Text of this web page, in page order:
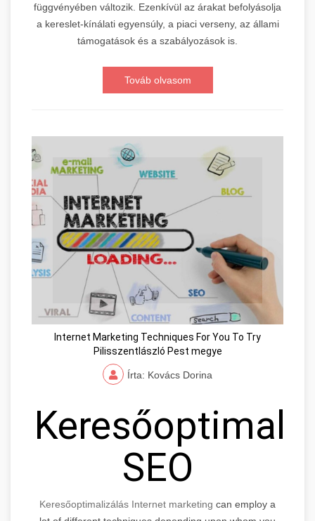
függvényében változik. Ezenkívül az árakat befolyásolja
a kereslet-kínálati egyensúly, a piaci verseny, az állami
támogatások és a szabályozások is.
Továb olvasom
Internet Marketing Techniques For You To Try
Pilisszentlászló Pest megye
Írta: Kovács Dorina
SEO
Keresőoptimalizálás Internet marketing can employ a